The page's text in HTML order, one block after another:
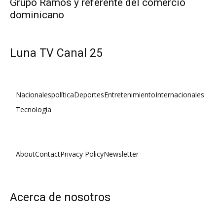
Grupo Ramos y referente del comercio
dominicano
Luna TV Canal 25
NacionalespolíticaDeportesEntretenimientoInternacionales
Tecnologia
AboutContactPrivacy PolicyNewsletter
Acerca de nosotros